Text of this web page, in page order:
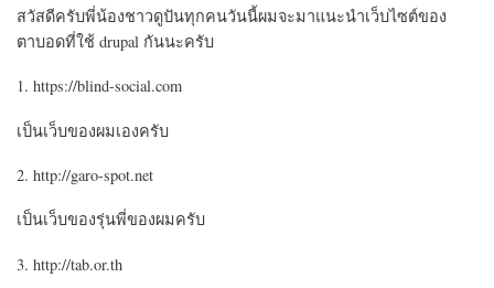
สวัสดีครับพี่น้องชาวดูปันทุกคนวันนี้ผมจะมาแนะนำเว็บไซต์ของ
ตาบอดที่ใช้ drupal กันนะครับ
1. https://blind-social.com
เป็นเว็บของผมเองครับ
2. http://garo-spot.net
เป็นเว็บของรุ่นพี่ของผมครับ
3. http://tab.or.th